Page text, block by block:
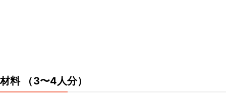
材料 （3〜4人分）